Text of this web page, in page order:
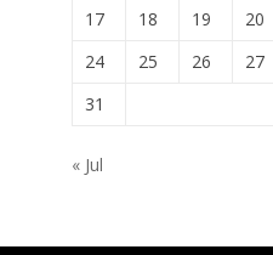
17
18 19 20
24
25 26 27
31
« Jul